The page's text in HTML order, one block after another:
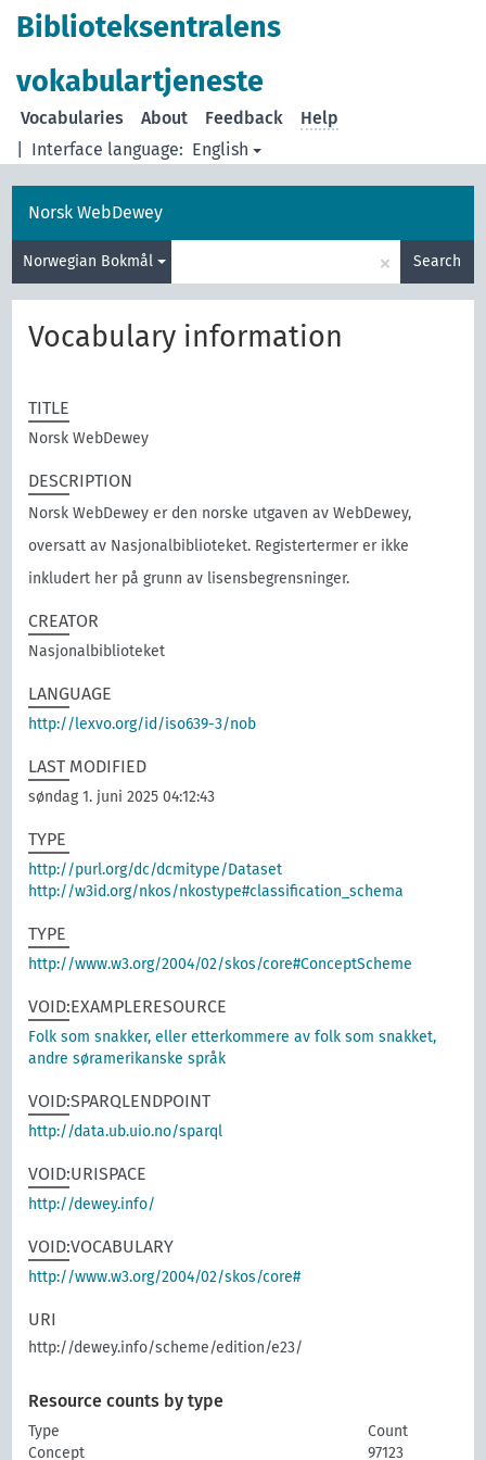
Biblioteksentralens
vokabulartjeneste
Interface language: English
Vocabularies About Feedback Help
Norsk WebDewey
Norwegian Bokmål × Search
Vocabulary information
TITLE
Norsk WebDewey
DESCRIPTION
Norsk WebDewey er den norske utgaven av WebDewey,
oversatt av Nasjonalbiblioteket. Registertermer er ikke
inkludert her på grunn av lisensbegrensninger.
CREATOR
Nasjonalbiblioteket
LANGUAGE
http://lexvo.org/id/iso639-3/nob
LAST MODIFIED
søndag 1. juni 2025 04:12:43
TYPE
http://purl.org/dc/dcmitype/Dataset
http://w3id.org/nkos/nkostype#classification_schema
TYPE
http://www.w3.org/2004/02/skos/core#ConceptScheme
VOID:EXAMPLERESOURCE
Folk som snakker, eller etterkommere av folk som snakket,
andre søramerikanske språk
VOID:SPARQLENDPOINT
http://data.ub.uio.no/sparql
VOID:URISPACE
http://dewey.info/
VOID:VOCABULARY
http://www.w3.org/2004/02/skos/core#
URI
http://dewey.info/scheme/edition/e23/
Resource counts by type
Type
Count
Concept
97123